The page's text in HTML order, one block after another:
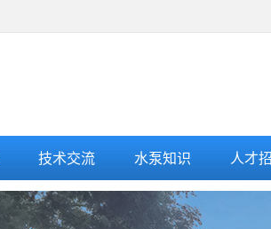
技术交流 水泵知识 人才